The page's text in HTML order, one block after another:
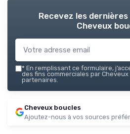
Recevez les
Cheveux
* En remplissant ce formulaire,
des fins commerciales par
partenaires.
Cheveux boucles
Ajoutez-nous à vos sources